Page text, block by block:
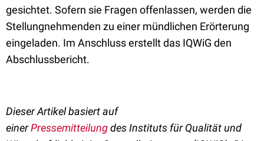
gesichtet. Sofern sie Fragen offenlassen, werden die
Stellungnehmenden zu einer mündlichen Erörterung
eingeladen. Im Anschluss erstellt das IQWiG den
Abschlussbericht.
Dieser Artikel basiert auf
einerPressemitteilungdesInstituts für Qualität und